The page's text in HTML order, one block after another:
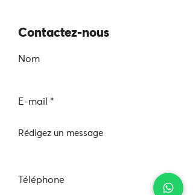
Contactez-nous
Nom
E-mail
Rédigez un message
Téléphone